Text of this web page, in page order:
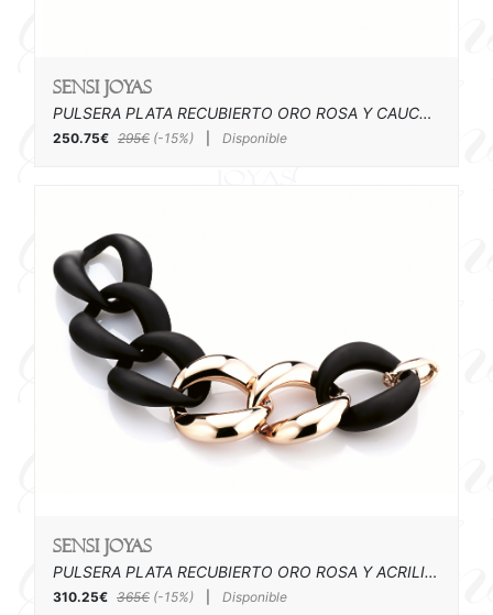
SENSI joyas
PULSERA PLATA RECUBIERTO ORO ROSA Y CAUCHO
250.75€ 295€ (-15%) Disponible
SENSI joyas
PULSERA PLATA RECUBIERTO ORO ROSA Y ACRILICO
310.25€ 365€ (-15%) Disponible